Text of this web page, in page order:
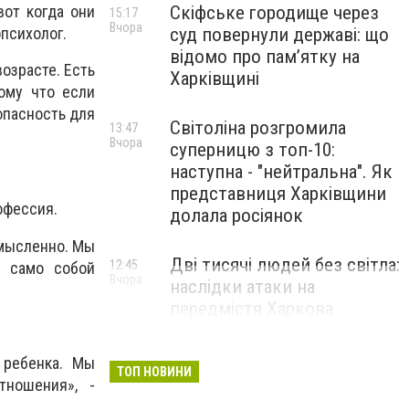
когда они
Есть
что если
для
Мы
само собой
ребенка. Мы
-
Скіфське городище через
суд повернули державі: що
відомо про пам’ятку на
Харківщині
15:17
Вчора
Світоліна розгромила
суперницю з топ-10:
наступна - "нейтральна". Як
представниця Харківщини
долала росіянок
13:47
Вчора
Дві тисячі людей без світла:
наслідки атаки на
передмістя Харкова
12:45
Вчора
ТОП НОВИНИ